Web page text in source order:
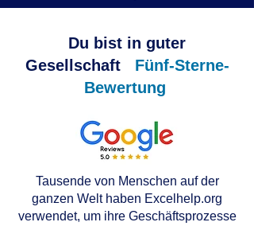
Du bist in guter
Gesellschaft
Fünf-Sterne-
Bewertung
Tausende von Menschen auf der
ganzen Welt haben Excelhelp.org
verwendet, um ihre Geschäftsprozesse